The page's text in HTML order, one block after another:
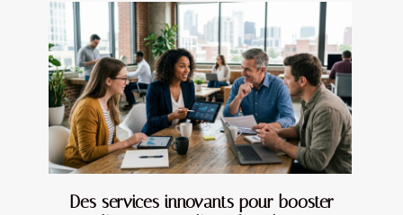
Des services innovants pour booster